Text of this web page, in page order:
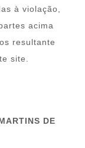
à violação,
acima
resultante
site.
DE